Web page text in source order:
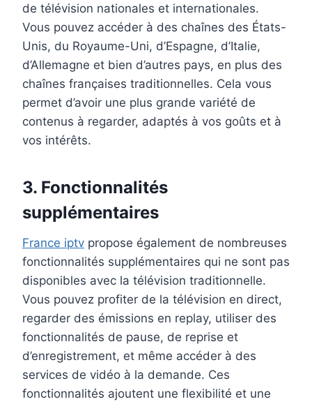
de télévision nationales et internationales.
Vous pouvez accéder à des chaînes des États-
Unis, du Royaume-Uni, d’Espagne, d’Italie,
d’Allemagne et bien d’autres pays, en plus des
chaînes françaises traditionnelles. Cela vous
permet d’avoir une plus grande variété de
contenus à regarder, adaptés à vos goûts et à
vos intérêts.
3. Fonctionnalités
supplémentaires
France iptv propose également de nombreuses
fonctionnalités supplémentaires qui ne sont pas
disponibles avec la télévision traditionnelle.
Vous pouvez profiter de la télévision en direct,
regarder des émissions en replay, utiliser des
fonctionnalités de pause, de reprise et
d’enregistrement, et même accéder à des
services de vidéo à la demande. Ces
fonctionnalités ajoutent une flexibilité et une